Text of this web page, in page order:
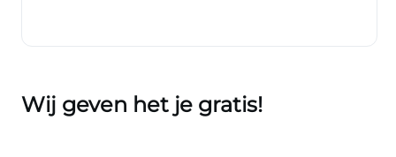
Wij geven het je gratis!